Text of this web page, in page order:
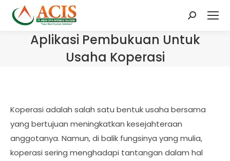
Search:
Aplikasi Pembukuan Untuk
Usaha Koperasi
Koperasi adalah salah satu bentuk usaha bersama
yang bertujuan meningkatkan kesejahteraan
anggotanya. Namun, di balik fungsinya yang mulia,
koperasi sering menghadapi tantangan dalam hal